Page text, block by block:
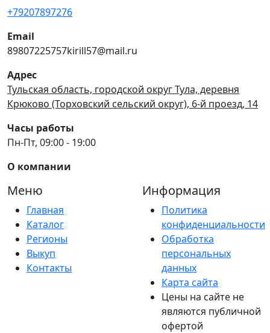
+79207897276
Email
89807225757kirill57@mail.ru
Адрес
Тульская область, городской округ Тула, деревня
Крюково (Торховский сельский округ), 6-й проезд, 14
Часы работы
Пн-Пт, 09:00 - 19:00
О компании
Меню
Главная
Каталог
Регионы
Выкуп
Контакты
Информация
Политика
конфиденциальности
Обработка
персональных
данных
Карта сайта
Цены на сайте не
являются публичной
офертой